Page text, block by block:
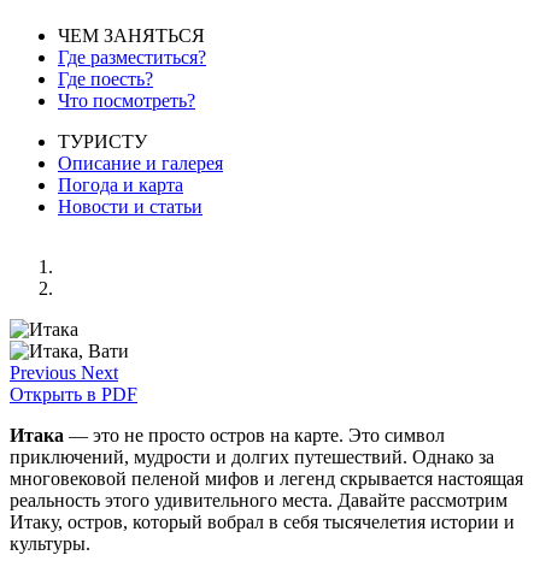
ЧЕМ ЗАНЯТЬСЯ
Где разместиться?
Где поесть?
Что посмотреть?
ТУРИСТУ
Описание и галерея
Погода и карта
Новости и статьи
Previous Next
Открыть в PDF
Итака — это не просто остров на карте. Это символ
приключений, мудрости и долгих путешествий. Однако за
многовековой пеленой мифов и легенд скрывается настоящая
реальность этого удивительного места. Давайте рассмотрим
Итаку, остров, который вобрал в себя тысячелетия истории и
культуры.